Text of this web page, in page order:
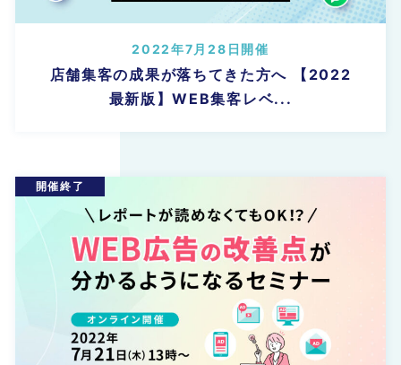
店舗集客の成果が落ちてきた方へ 【2022
最新版】WEB集客レベ...
2022年7月28日開催